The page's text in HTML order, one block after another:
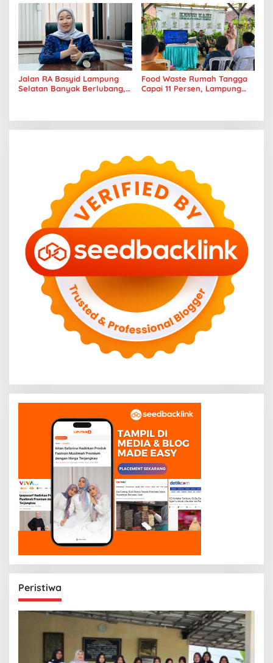
Jalan RA Basyid Lampung
Selatan Banyak Berlubang,
Food Waste Rumah Tangga
Capai 11 Persen, Lampung
Peristiwa